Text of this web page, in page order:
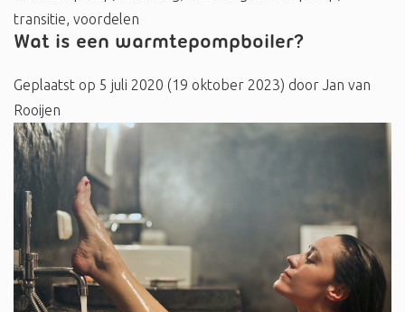
transitie, voordelen
Wat is een warmtepompboiler?
Geplaatst op 5 juli 2020 (19 oktober 2023) door Jan van
Rooijen